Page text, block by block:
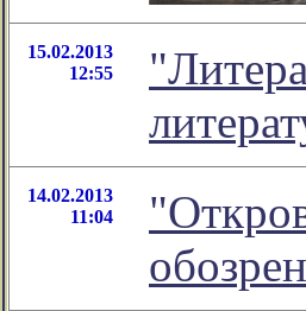
15.02.2013
12:55
14.02.2013
11:04